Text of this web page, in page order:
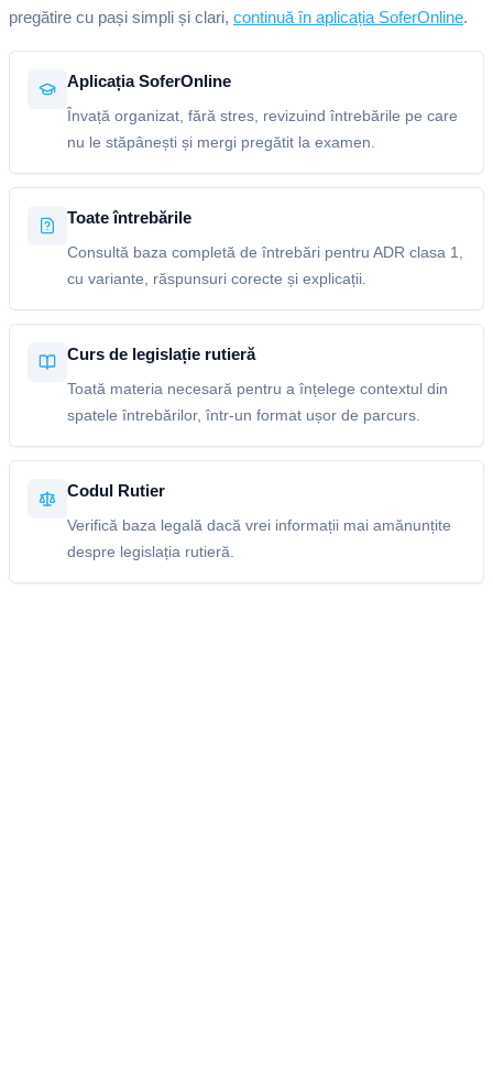
pregătire cu pași simpli și clari, continuă în aplicația SoferOnline.
Aplicația SoferOnline
Învață organizat, fără stres, revizuind întrebările pe care
nu le stăpânești și mergi pregătit la examen.
Toate întrebările
Consultă baza completă de întrebări pentru ADR clasa 1,
cu variante, răspunsuri corecte și explicații.
Curs de legislație rutieră
Toată materia necesară pentru a înțelege contextul din
spatele întrebărilor, într-un format ușor de parcurs.
Codul Rutier
Verifică baza legală dacă vrei informații mai amănunțite
despre legislația rutieră.